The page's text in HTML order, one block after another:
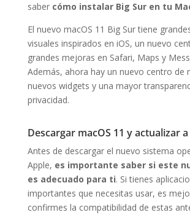
saber cómo instalar Big Sur en tu
El nuevo macOS 11 Big Sur tiene
visuales inspirados en iOS, un nuevo
grandes mejoras en Safari, Maps y
Además, ahora hay un nuevo centro de
nuevos widgets y una mayor
privacidad.
Descargar macOS 11 y actualizar
Antes de descargar el nuevo sistema
Apple, es importante saber si este
es adecuado para ti. Si tienes
importantes que necesitas usar, es
confirmes la compatibilidad de estas